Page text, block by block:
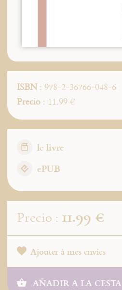
ISBN: 978-2-36766-048-6
Precio : 11.99 €
le livre
ePUB
Precio : 11.99 €
Ajouter à mes envies
AÑADIR A LA CESTA